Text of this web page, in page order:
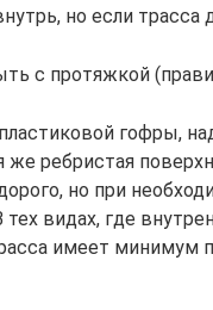
но если
с протяжкой
гофры,
же ребристая
но при
видах, где
имеет минимум